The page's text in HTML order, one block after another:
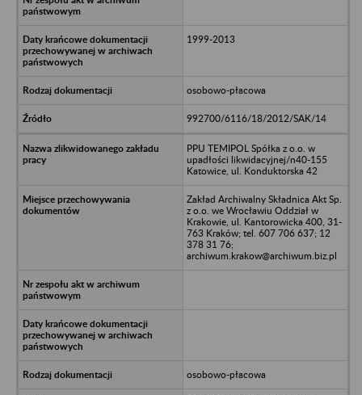
1999-2013
osobowo-płacowa
992700/6116/18/2012/SAK/14
PPU TEMIPOL Spółka z o.o. w
upadłości likwidacyjnej/n40-155
Katowice, ul. Konduktorska 42
Zakład Archiwalny Składnica Akt Sp.
z o.o. we Wrocławiu Oddział w
Krakowie, ul. Kantorowicka 400, 31-
763 Kraków; tel. 607 706 637; 12
378 31 76;
archiwum.krakow@archiwum.biz.pl
osobowo-płacowa